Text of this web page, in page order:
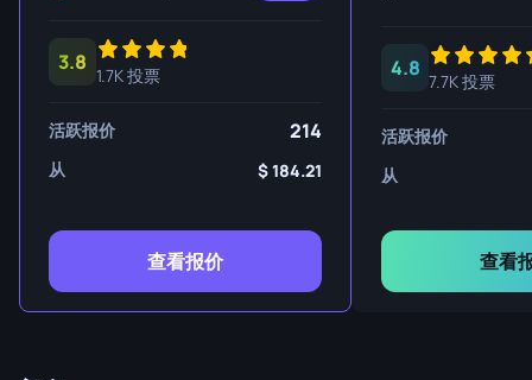
3.8
1.7K 投票
活跃报价 214
从 184.21
查看报价
4.8
7.7K 投票
活跃报价
从
查看